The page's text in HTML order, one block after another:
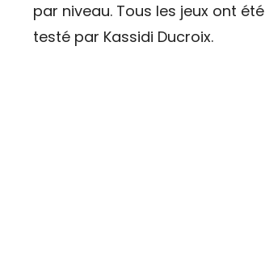
par niveau. Tous les jeux ont été
testé par Kassidi Ducroix.